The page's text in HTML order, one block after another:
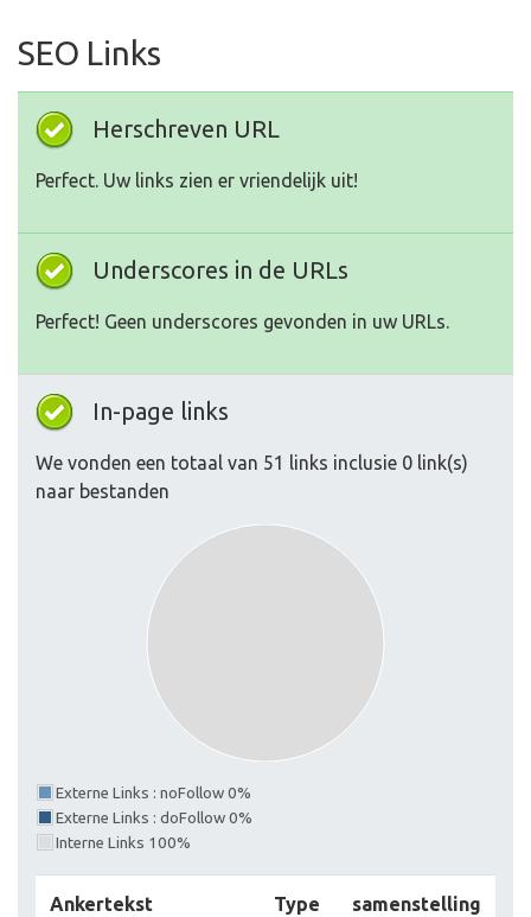
SEO Links
Herschreven URL
Perfect. Uw links zien er vriendelijk uit!
Underscores in de URLs
Perfect! Geen underscores gevonden in uw URLs.
In-page links
We vonden een totaal van 51 links inclusie 0 link(s)
naar bestanden
Externe Links : noFollow 0%
Externe Links : doFollow 0%
Interne Links 100%
Ankertekst Type samenstelling